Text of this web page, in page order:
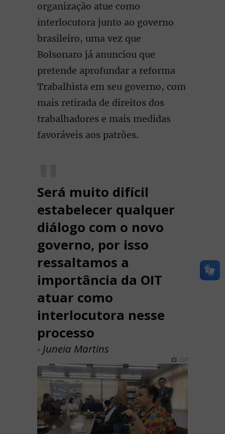
organização atue como
interlocutora junto ao governo
brasileiro, uma vez que
Bolsonaro já anunciou que
pretende aprofundar a reforma
Trabalhista em seu governo, com
mais retirada de direitos dos
trabalhadores e mais medidas
favoráveis aos patrões.
Será muito difícil
estabelecer qualquer
diálogo com o novo
governo, por isso
ressaltamos a
importância da OIT
atuar como
interlocutora nesse
processo
- Juneia Martins
CUT